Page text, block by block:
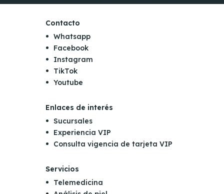
Contacto
Whatsapp
Facebook
Instagram
TikTok
Youtube
Enlaces de interés
Sucursales
Experiencia VIP
Consulta vigencia de tarjeta VIP
Servicios
Telemedicina